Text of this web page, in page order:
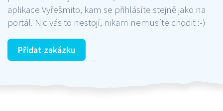
aplikace Vyřešmito, kam se přihlásíte stejně jako na
portál. Nic vás to nestojí, nikam nemusíte chodit :-)
Přidat zakázku